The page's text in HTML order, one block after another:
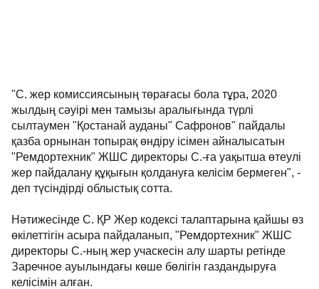
"С. жер комиссиясының төрағасы бола тұра, 2020
жылдың сәуірі мен тамызы аралығында түрлі
сылтаумен "Қостанай ауданы" Сафронов" пайдалы
қазба орнынан топырақ өндіру ісімен айналысатын
"Ремдортехник" ЖШС директоры С.-ға уақытша өтеулі
жер пайдалану құқығын қолдануға келісім бермеген", -
деп түсіндірді облыстық сотта.
Нәтижесінде С. ҚР Жер кодексі талаптарына қайшы өз
өкілеттігін асыра пайдаланып, "Ремдортехник" ЖШС
директоры С.-ның жер учаскесін алу шарты ретінде
Заречное ауылындағы көше бөлігін газдандыруға
келісімін алған.